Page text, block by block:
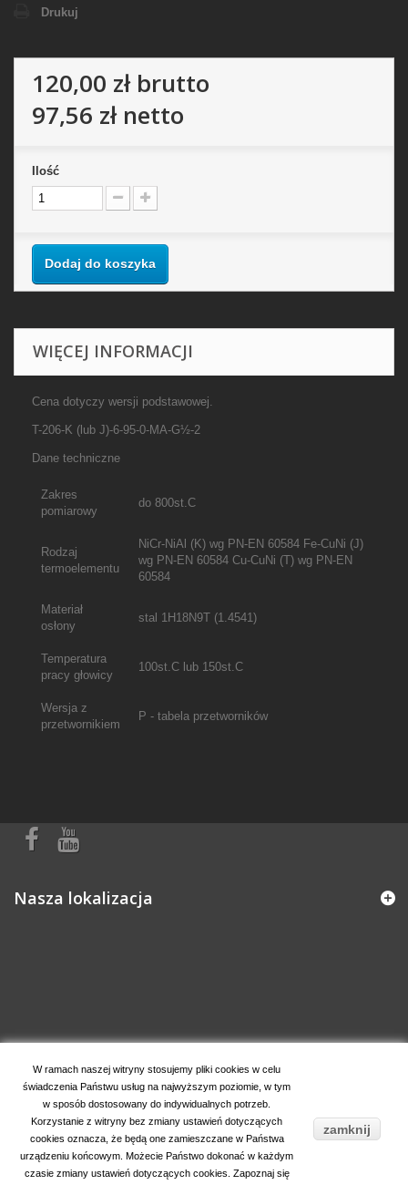
Drukuj
120,00 złbrutto
97,56 złnetto
Ilość
Dodaj do koszyka
WIĘCEJ INFORMACJI
Cena dotyczy wersji podstawowej.
T-206-K (lub J)-6-95-0-MA-G½-2
Dane techniczne
Zakres
pomiarowy
do 800st.C
Rodzaj
termoelementu
NiCr-NiAl (K) wg PN-EN 60584 Fe-CuNi (J)
wg PN-EN 60584 Cu-CuNi (T) wg PN-EN
60584
Materiał
osłony
stal 1H18N9T (1.4541)
Temperatura
pracy głowicy
100st.C lub 150st.C
Wersja z
przetwornikiem
P - tabela przetworników
W ramach naszej witryny stosujemy pliki cookies w celu
świadczenia Państwu usług na najwyższym poziomie, w tym
w sposób dostosowany do indywidualnych potrzeb.
Korzystanie z witryny bez zmiany ustawień dotyczących
cookies oznacza, że będą one zamieszczane w Państwa
urządzeniu końcowym. Możecie Państwo dokonać w każdym
czasie zmiany ustawień dotyczących cookies. Zapoznaj się
zamknij
Nasza lokalizacja
Moje konto